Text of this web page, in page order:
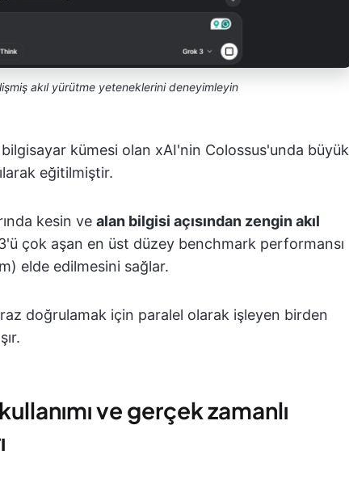
akıl yürütme yeteneklerini deneyimleyin
kümesi olan xAI'nin Colossus'unda büyük
eğitilmiştir.
kesin ve alan bilgisi açısından zengin akıl
çok aşan en üst düzey benchmark performansı
elde edilmesini sağlar.
doğrulamak için paralel olarak işleyen birden
ve gerçek zamanlı